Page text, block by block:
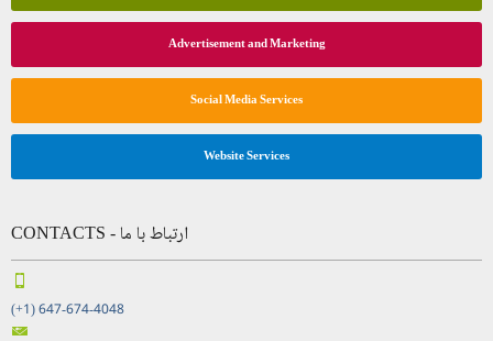
Advertisement and Marketing
Social Media Services
Website Services
CONTACTS - ارتباط با ما
(+1) 647-674-4048